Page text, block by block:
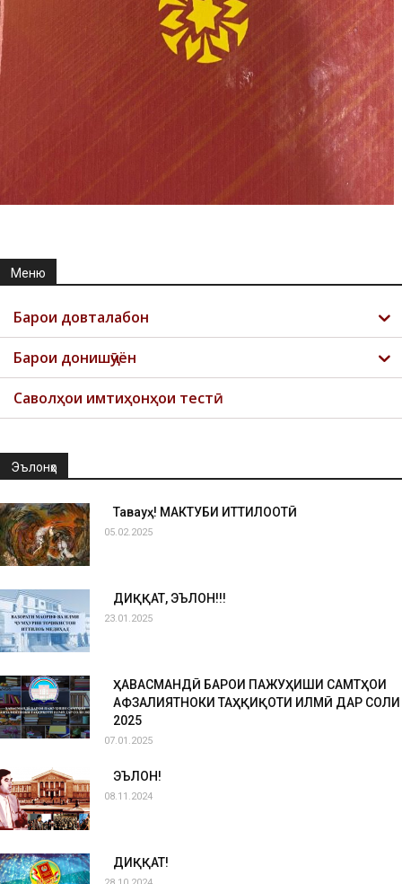
Меню
Барои довталабон
Барои донишҷӯён
Саволҳои имтиҳонҳои тестӣ
Эълонҳо
Таваҷҷуҳ! МАКТУБИ ИТТИЛООТӢ
05.02.2025
ДИҚҚАТ, ЭЪЛОН!!!
23.01.2025
ҲАВАСМАНДӢ БАРОИ ПАЖУҲИШИ САМТҲОИ
АФЗАЛИЯТНОКИ ТАҲҚИҚОТИ ИЛМӢ ДАР СОЛИ
2025
07.01.2025
ЭЪЛОН!
08.11.2024
ДИҚҚАТ!